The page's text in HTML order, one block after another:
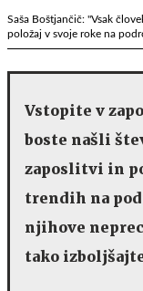
Saša Boštjančič: "Vsak
položaj v svoje roke na
Vstopite v
boste našli
zaposlitvi in
trendih na
njihove
tako